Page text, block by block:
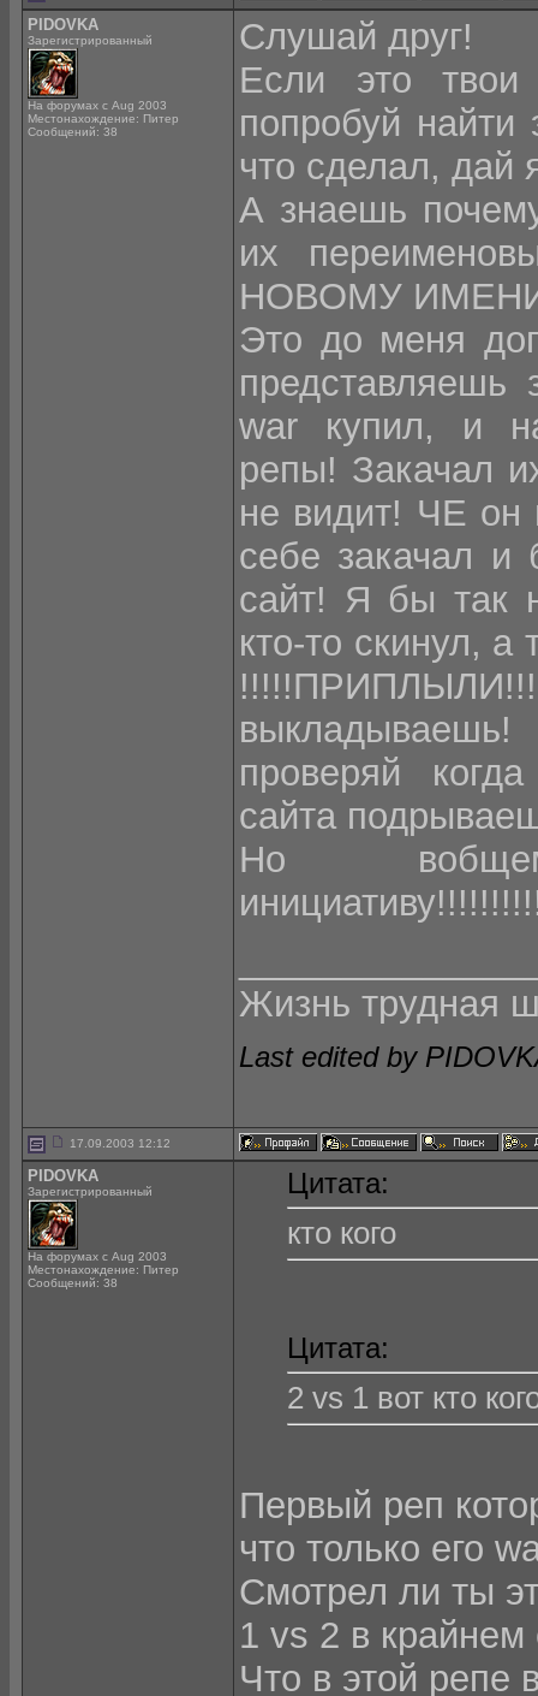
PIDOVKA
Зарегистрированный
На форумах с Aug 2003
Местонахождение: Питер
Сообщений: 38
Слушай друг!
Если это
попробуй
что сделал,
А знаешь
их
НОВОМУ ИМЕНИ
Это до меня
представляешь
war купил, и
репы! Закачал
не видит! ЧЕ он
себе закачал и
сайт! Я бы так
кто-то скинул,
проверяй
сайта
Но вобщем
Жизнь трудная
Last edited by
17.09.2003 12:12
PIDOVKA
Зарегистрированный
На форумах с Aug 2003
Местонахождение: Питер
Сообщений: 38
Цитата:
кто кого
Цитата:
2 vs 1 вот кто
Первый реп
что только его
Смотрел ли ты
1 vs 2 в
Что в этой репе